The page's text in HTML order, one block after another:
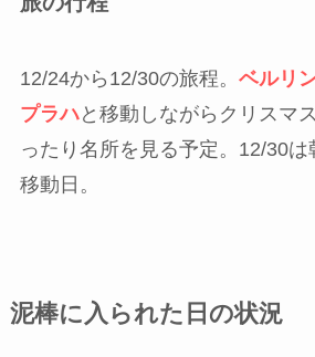
12/24から12/30の旅程。 ベルリ
プラハと移動しながらクリスマ
ったり名所を見る予定。12/30は
移動日。
泥棒に入られた日の状況